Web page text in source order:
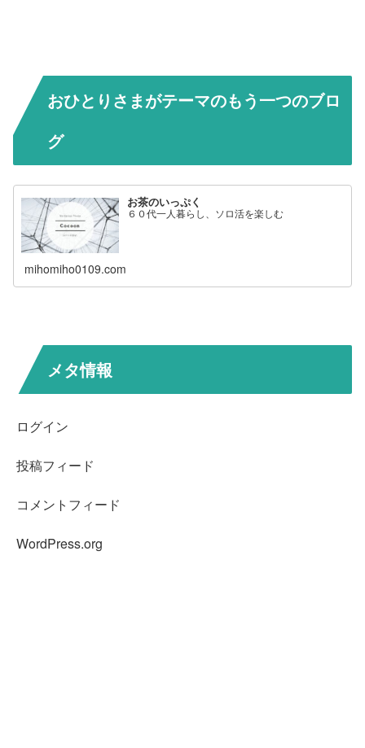
おひとりさまがテーマのもう一つのブロ
グ
お茶のいっぷく
６０代一人暮らし、ソロ活を楽しむ
mihomiho0109.com
メタ情報
ログイン
投稿フィード
コメントフィード
WordPress.org